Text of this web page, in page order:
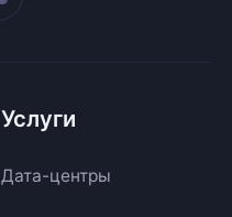
Услуги
Дата-центры